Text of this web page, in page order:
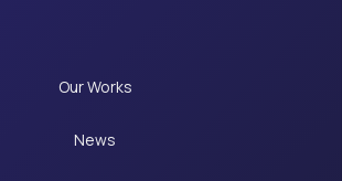
Our Works
News